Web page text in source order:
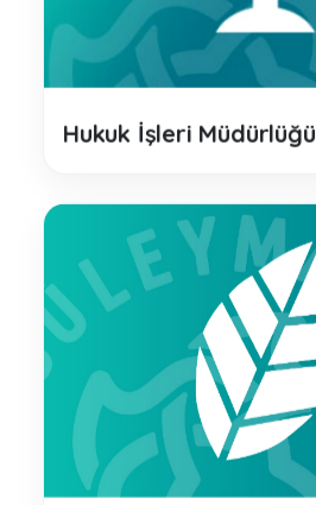
Hukuk İşleri Müdürlüğü